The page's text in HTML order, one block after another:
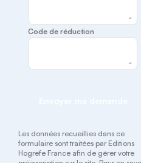
Code de réduction
Les données recueillies dans ce
formulaire sont traitées par Editions
Hogrefe France afin de gérer votre